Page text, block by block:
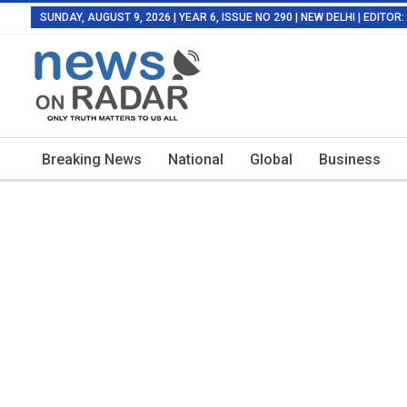
SUNDAY, AUGUST 9, 2026 | YEAR 6, ISSUE NO 290 | NEW DELHI |
Breaking News National Global Business